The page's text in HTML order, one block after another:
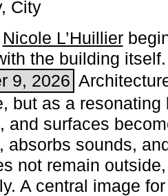
City
Nicole L’Huillier
the building itself.
9, 2026
but as a resonating
and surfaces
absorbs sounds,
not remain
A central image